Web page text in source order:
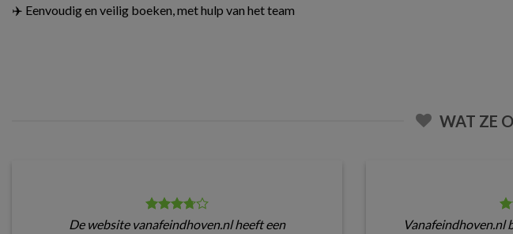
✈️ Eenvoudig en veilig boeken, met hulp van het team
WAT ZE
De website vanafeindhoven.nl heeft een Vanafeindhoven.nl